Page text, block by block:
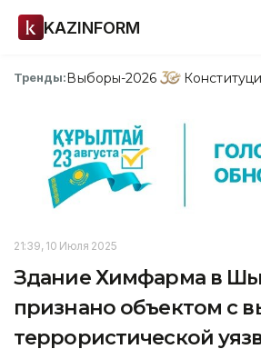
KAZINFORM
Тренды:Выборы-2026
21:39, 10 Июля 2025
Здание Химфарма в
признано объектом с
террористической